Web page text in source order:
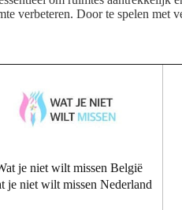
verbeteren. Door te spelen
je niet wilt missen België
je niet wilt missen Nederland